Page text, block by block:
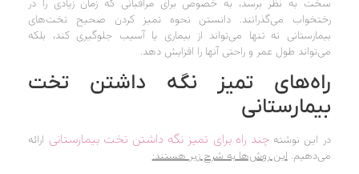
سخت به نظر برسد، به خصوص برای مراقبانی که زمان زیادی را در
رختخواب می‌گذرانند. دانستن نحوه تمیز کردن صحیح تخت‌های
بیمارستانی نه تنها می‌تواند از بیماری یا آسیب جلوگیری کند، بلکه
می‌تواند طول عمر و راحتی آنها را افزایش دهد.
راه‌های تمیز نگه داشتن تخت
بیمارستانی
در این نوشته چند راه برای تمیز نگه داشتن تخت بیمارستانی ارائه
می‌دهیم.این روش‌ها به شرح زیر هستند: